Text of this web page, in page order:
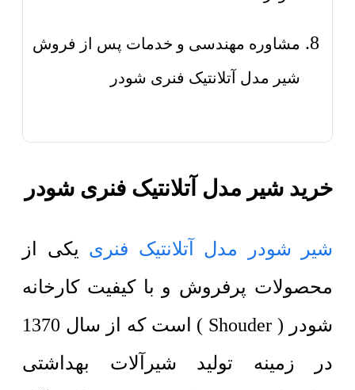
مشاوره مهندسی و خدمات پس از فروش
شیر مدل آتلانتیک فنری شودر
خرید شیر مدل آتلانتیک فنری شودر
شیر شودر مدل آتلانتیک فنری یکی از
محصولات پرفروش و با کیفیت کارخانه
شودر ( Shouder ) است که از سال 1370
در زمینه تولید شیرآلات بهداشتی